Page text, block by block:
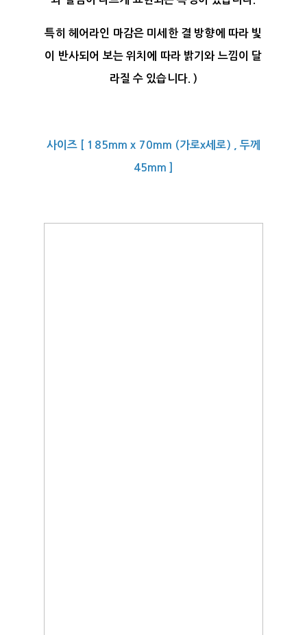
특히 헤어라인 마감은 미세한 결 방향에 따라 빛
이 반사되어 보는 위치에 따라 밝기와 느낌이 달
라질 수 있습니다. )
사이즈 [ 185mm x 70mm (가로x세로) , 두께
45mm ]